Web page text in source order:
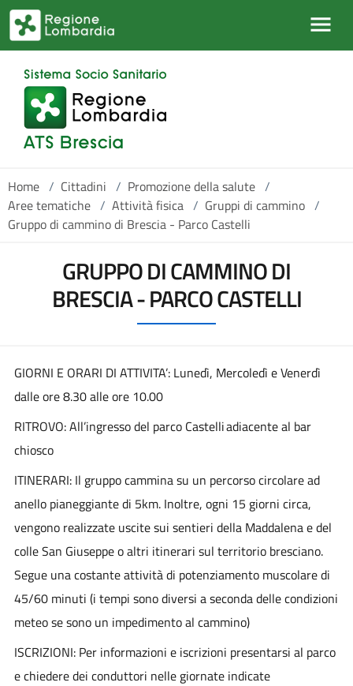
Salta al contenuto principale
Home / Cittadini / Promozione della salute /
Aree tematiche / Attività fisica / Gruppi di cammino /
Gruppo di cammino di Brescia - Parco Castelli
GRUPPO DI CAMMINO DI
BRESCIA - PARCO CASTELLI
GIORNI E ORARI DI ATTIVITA’: Lunedì, Mercoledì e Venerdì
dalle ore 8.30 alle ore 10.00
RITROVO: All’ingresso del parco Castelli adiacente al bar
chiosco
ITINERARI: Il gruppo cammina su un percorso circolare ad
anello pianeggiante di 5km. Inoltre, ogni 15 giorni circa,
vengono realizzate uscite sui sentieri della Maddalena e del
colle San Giuseppe o altri itinerari sul territorio bresciano.
Segue una costante attività di potenziamento muscolare di
45/60 minuti (i tempi sono diversi a seconda delle condizioni
meteo se sono un impedimento al cammino)
ISCRIZIONI: Per informazioni e iscrizioni presentarsi al parco
e chiedere dei conduttori nelle giornate indicate